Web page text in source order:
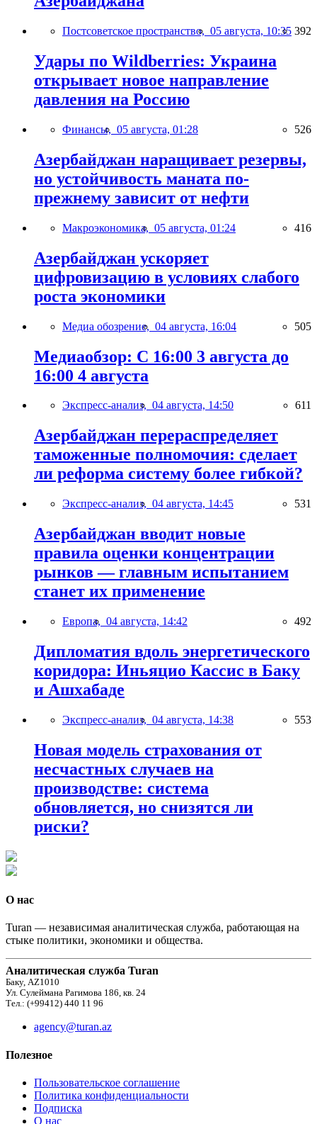
Постсоветское пространство, 05 августа, 10:35 392
Удары по Wildberries: Украина
открывает новое направление
давления на Россию
Финансы, 05 августа, 01:28 526
Азербайджан наращивает резервы,
но устойчивость маната по-
прежнему зависит от нефти
Макроэкономика, 05 августа, 01:24 416
Азербайджан ускоряет
цифровизацию в условиях слабого
роста экономики
Медиа обозрение, 04 августа, 16:04 505
Медиаобзор: С 16:00 3 августа до
16:00 4 августа
Экспресс-анализ, 04 августа, 14:50 611
Азербайджан перераспределяет
таможенные полномочия: сделает
ли реформа систему более гибкой?
Экспресс-анализ, 04 августа, 14:45 531
Азербайджан вводит новые
правила оценки концентрации
рынков — главным испытанием
станет их применение
Европа, 04 августа, 14:42 492
Дипломатия вдоль энергетического
коридора: Иньяцио Кассис в Баку
и Ашхабаде
Экспресс-анализ, 04 августа, 14:38 553
Новая модель страхования от
несчастных случаев на
производстве: система
обновляется, но снизятся ли
риски?
О нас
Turan — независимая аналитическая служба, работающая на
стыке политики, экономики и общества.
Аналитическая служба Turan
Баку, AZ1010
Ул. Сулеймана Рагимова 186, кв. 24
Тел.: (+99412) 440 11 96
agency@turan.az
Полезное
Пользовательское соглашение
Политика конфиденциальности
Подписка
О нас